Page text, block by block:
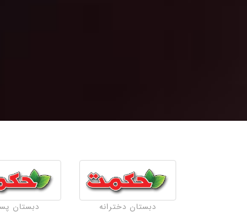
دبستان دبستان دخترانه